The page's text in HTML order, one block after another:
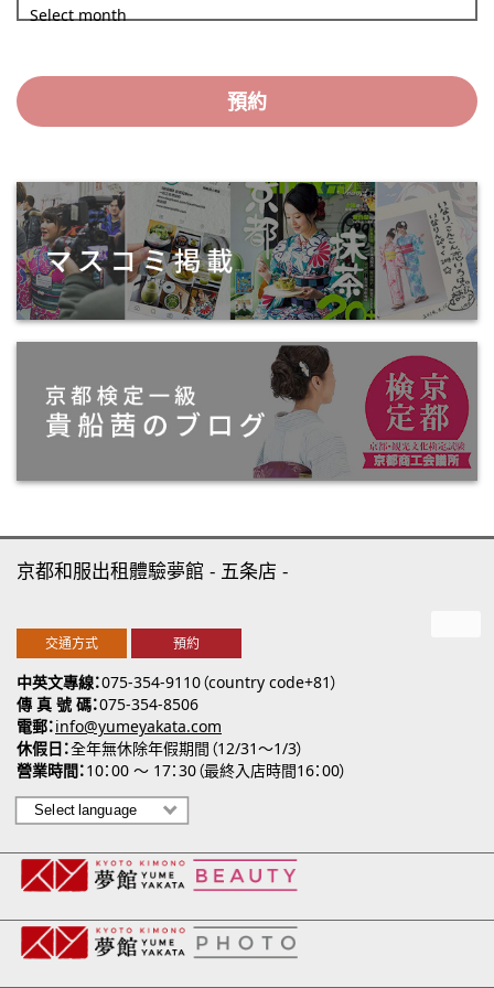
Select month
預約
中英文專線 075-354-9110（country code+81）
傳 真 號 碼 075-354-8506
電郵 info@yumeyakata.com
休假日 全年無休除年假期間（12/31～1/3）
營業時間 10：00 ～ 17：30（最終入店時間16：00）
京都和服出租體驗夢館 五条店
交通方式 預約